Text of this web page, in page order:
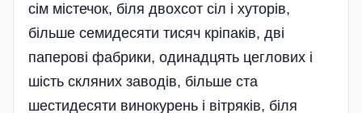
сім містечок, біля двохсот сіл і хуторів,
більше семидесяти тисяч кріпаків, дві
паперові фабрики, одинадцять цеглових і
шість скляних заводів, більше ста
шестидесяти винокурень і вітряків, біля